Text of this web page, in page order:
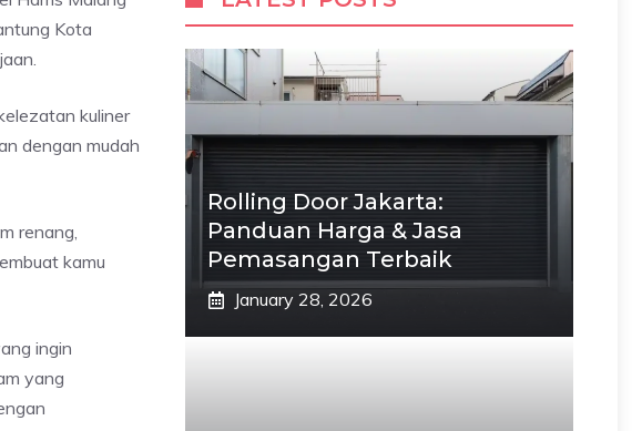
Kota
kuliner
dengan mudah
renang,
kamu
ingin
yang
Rolling Door Jakarta:
Panduan Harga & Jasa
Pemasangan Terbaik
January 28, 2026